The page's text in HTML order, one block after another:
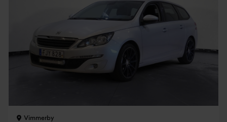
Vimmerby